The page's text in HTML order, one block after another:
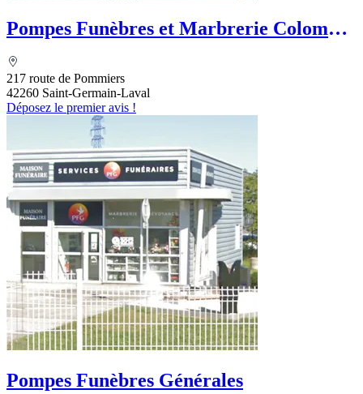
Pompes Funèbres et Marbrerie Colombat
217 route de Pommiers
42260 Saint-Germain-Laval
Déposez le premier avis !
Pompes Funèbres Générales